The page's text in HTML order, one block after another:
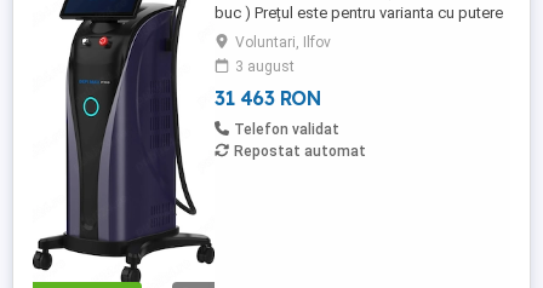
buc ) Prețul este pentru varianta cu putere
totală de (3500W aparat, 1200 W manipul )
Puteri disponibile până la 3000W pe bara
laser! POSIBILITATE DE ACHIZIȚIONARE ÎN
RATE FARA AVANS PRIN BT MIC! Vă
așteptăm pentru o vizionare și testare a
aparatului! Mai ...
Voluntari, Ilfov
3 august
31 463 RON
Telefon validat
Repostat automat